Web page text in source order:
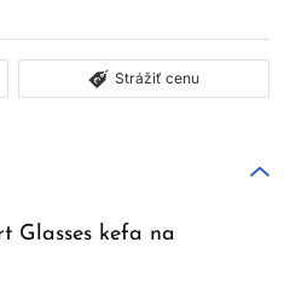
Strážiť cenu
Glasses kefa na